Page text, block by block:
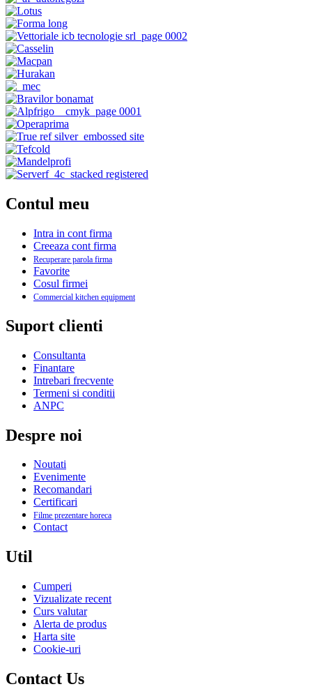
Contul meu
Intra in cont firma
Creeaza cont firma
Recuperare parola firma
Favorite
Cosul firmei
Commercial kitchen equipment
Suport clienti
Consultanta
Finantare
Intrebari frecvente
Termeni si conditii
ANPC
Despre noi
Noutati
Evenimente
Recomandari
Certificari
Filme prezentare horeca
Contact
Util
Cumperi
Vizualizate recent
Curs valutar
Alerta de produs
Harta site
Cookie-uri
Contact Us